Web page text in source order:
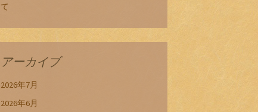
て
アーカイブ
2026年7月
2026年6月